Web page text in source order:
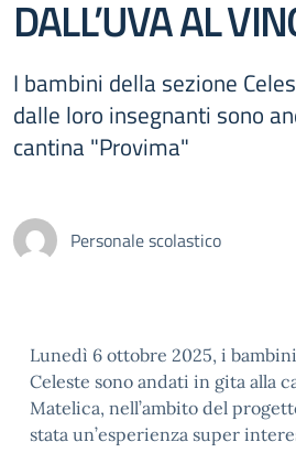
DALL’UVA AL
I bambini della sezione
dalle loro insegnanti sono
cantina "Provima"
Personale scolastico
Lunedì 6 ottobre 2025, i
Celeste sono andati in gita alla
Matelica, nell’ambito del
stata un’esperienza super